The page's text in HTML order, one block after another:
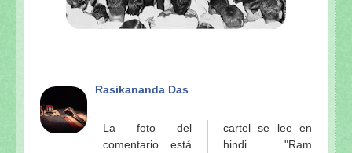
Rasikananda Das
La foto del
comentario está
cartel se lee en
hindi "Ram